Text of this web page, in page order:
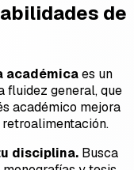
de
académicaes un
fluidez general, que
académico mejora
disciplina. Busca